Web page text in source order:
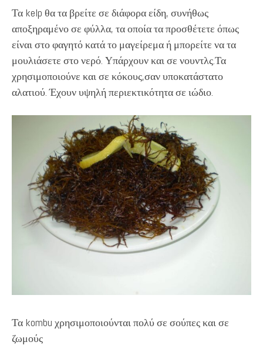
Τα kelp θα τα βρείτε σε διάφορα είδη, συνήθως
αποξηραμένο σε φύλλα, τα οποία τα προσθέτετε όπως
είναι στο φαγητό κατά το μαγείρεμα ή μπορείτε να τα
μουλιάσετε στο νερό. Υπάρχουν και σε νουντλς.Τα
χρησιμοποιούνε και σε κόκους,σαν υποκατάστατο
αλατιού. Έχουν υψηλή περιεκτικότητα σε ιώδιο.
Τα kombu χρησιμοποιούνται πολύ σε σούπες και σε
ζωμούς